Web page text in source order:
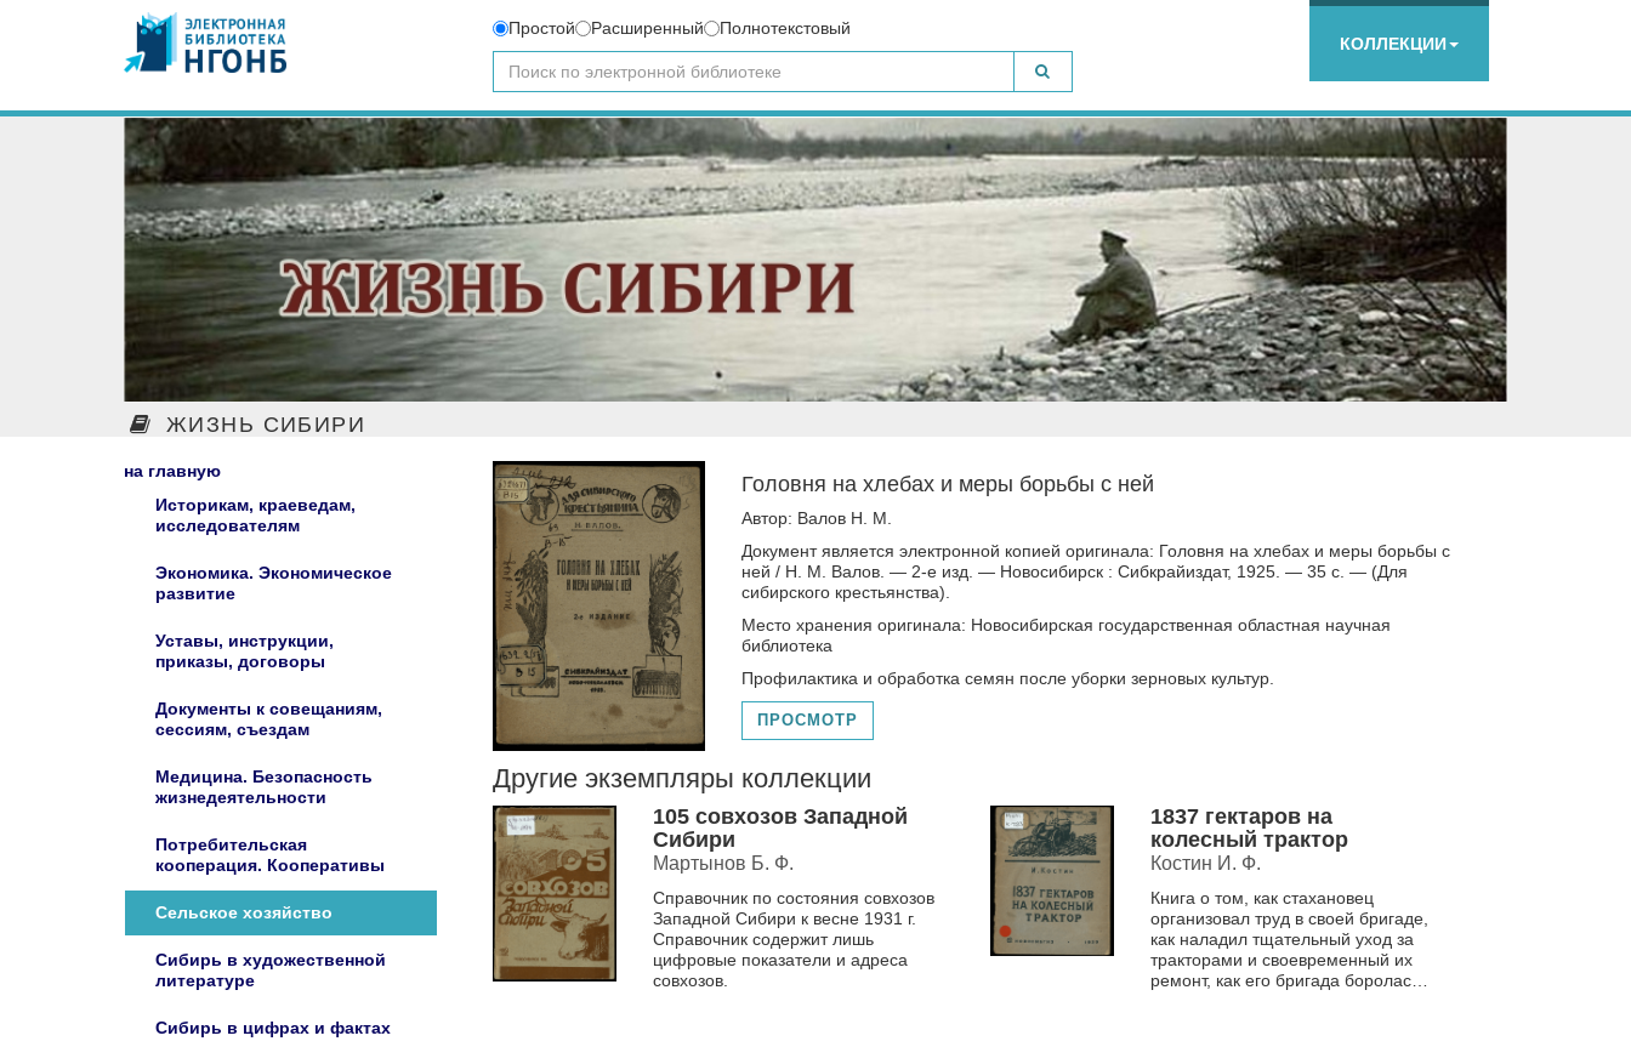
Простой Расширенный
Полнотекстовый
КОЛЛЕКЦИИ
ЖИЗНЬ СИБИРИ
на главную
Историкам, краеведам,
исследователям
Экономика. Экономическое
развитие
Уставы, инструкции,
приказы, договоры
Документы к совещаниям,
сессиям, съездам
Медицина. Безопасность
жизнедеятельности
Потребительская
кооперация. Кооперативы
Сельское хозяйство
Сибирь в художественной
литературе
Сибирь в цифрах и фактах
Головня на хлебах и меры борьбы с ней
Автор: Валов Н. М.
Документ является электронной копией оригинала: Головня на хлебах и меры борьбы с
ней / Н. М. Валов. — 2-е изд. — Новосибирск : Сибкрайиздат, 1925. — 35 с. — (Для
сибирского крестьянства).
Место хранения оригинала: Новосибирская государственная областная научная
библиотека
Профилактика и обработка семян после уборки зерновых культур.
ПРОСМОТР
Другие экземпляры коллекции
105 совхозов Западной
Сибири
Мартынов Б. Ф.
Справочник по состояния совхозов
Западной Сибири к весне 1931 г.
Справочник содержит лишь
цифровые показатели и адреса
совхозов.
1837 гектаров на
колесный трактор
Костин И. Ф.
Книга о том, как стахановец
организовал труд в своей бригаде,
как наладил тщательный уход за
тракторами и своевременный их
ремонт, как его бригада боролась